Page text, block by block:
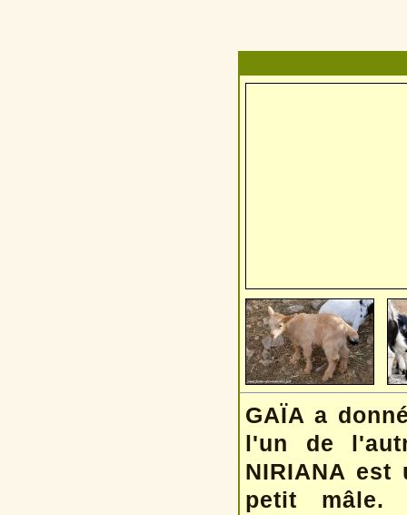
GAÏA a
l'un de
NIRIANA est
petit mâle.